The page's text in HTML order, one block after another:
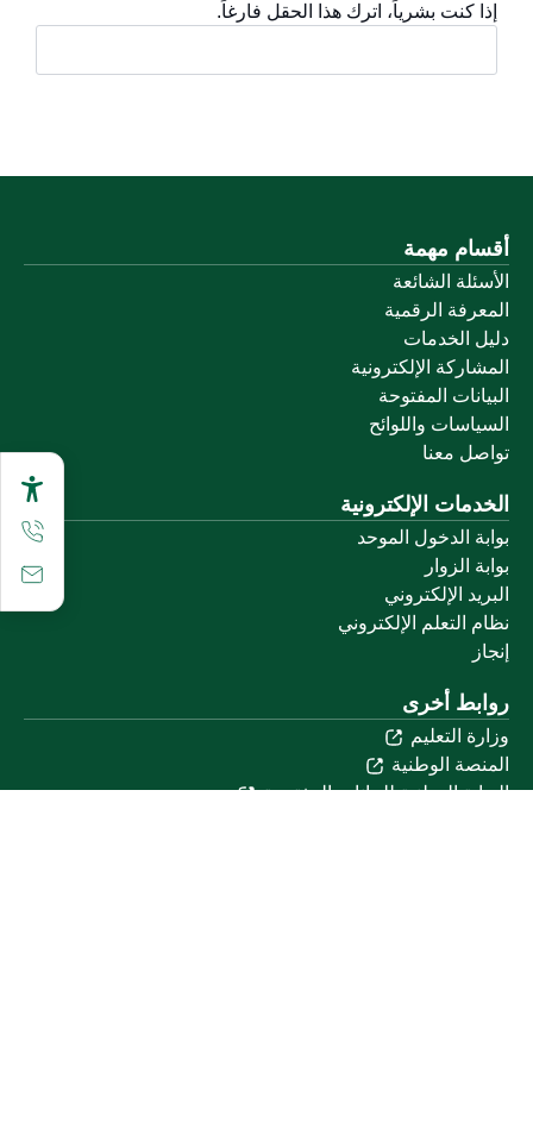
إذا كنت بشرياً، اترك هذا الحقل فارغاً.
أقسام مهمة
الأسئلة الشائعة
المعرفة الرقمية
دليل الخدمات
المشاركة الإلكترونية
البيانات المفتوحة
السياسات واللوائح
تواصل معنا
الخدمات الإلكترونية
بوابة الدخول الموحد
بوابة الزوار
البريد الإلكتروني
نظام التعلم الإلكتروني
إنجاز
روابط أخرى
وزارة التعليم
المنصة الوطنية
البوابة الوطنية للبيانات المفتوحة